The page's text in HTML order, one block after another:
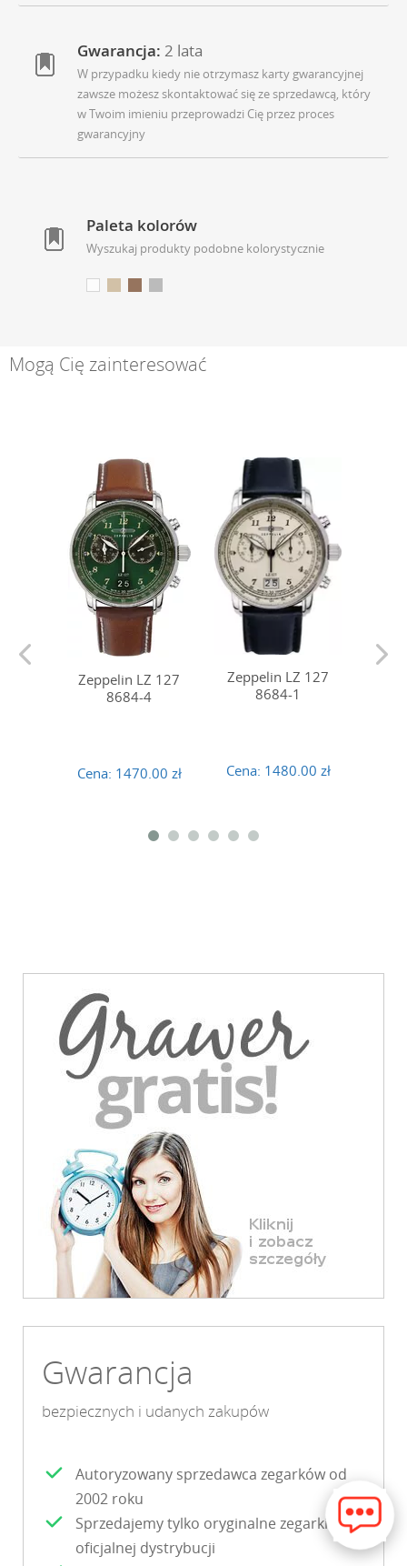
Gwarancja: 2 lata
W przypadku kiedy nie otrzymasz karty gwarancyjnej
zawsze możesz skontaktować się ze sprzedawcą, który
w Twoim imieniu przeprowadzi Cię przez proces
gwarancyjny
Paleta kolorów
Wyszukaj produkty podobne kolorystycznie
Mogą Cię zainteresować
Zeppelin LZ 127
8684-4
Cena: 1470.00 zł
Zeppelin LZ 127
8684-1
Cena: 1480.00 zł
Gwarancja
bezpiecznych i udanych zakupów
Autoryzowany sprzedawca zegarków od
2002 roku
Sprzedajemy tylko oryginalne zegarki z
oficjalnej dystrybucji